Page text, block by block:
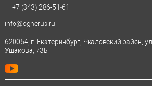
+7 (343) 286-51-61
info@ognerus.ru
620054, г. Екатеринбург, Чкаловский район,
Ушакова, 73Б